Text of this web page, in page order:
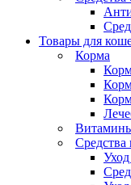
Товары для
Корма
Средства